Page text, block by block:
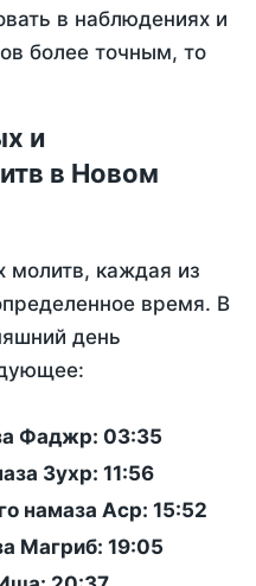
в наблюдениях и
более точным, то
и
в Новом
молитв, каждая из
время. В
день
Фаджр: 03:35
Зухр: 11:56
намаза Аср: 15:52
Магриб: 19:05